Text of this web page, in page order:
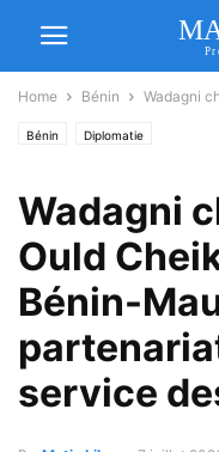
Home Bénin Wadagni
Bénin Diplomatie
Wadagni
Ould
Bénin-
service